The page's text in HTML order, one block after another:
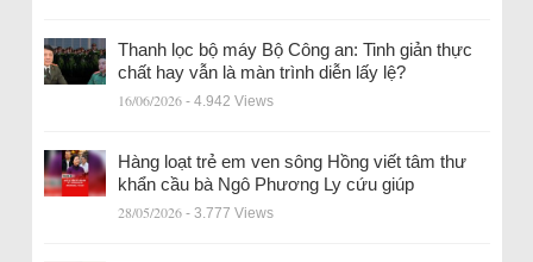
Thanh lọc bộ máy Bộ Công an: Tinh giản thực
chất hay vẫn là màn trình diễn lấy lệ?
16/06/2026 - 4.942 Views
Hàng loạt trẻ em ven sông Hồng viết tâm thư
khẩn cầu bà Ngô Phương Ly cứu giúp
28/05/2026 - 3.777 Views